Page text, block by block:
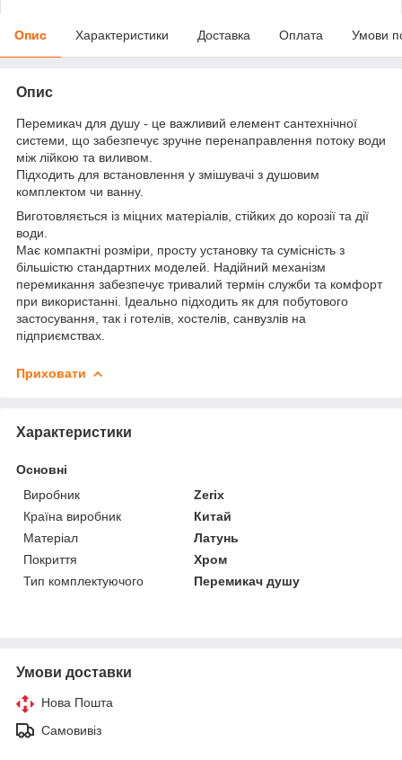
Опис Характеристики Доставка Оплата Умови
Опис
Перемикач для душу - це важливий елемент сантехнічної
системи, що забезпечує зручне перенаправлення потоку води
між лійкою та виливом.
Підходить для встановлення у змішувачі з душовим
комплектом чи ванну.
Виготовляється із міцних матеріалів, стійких до корозії та дії
води.
Має компактні розміри, просту установку та сумісність з
більшістю стандартних моделей. Надійний механізм
перемикання забезпечує тривалий термін служби та комфорт
при використанні. Ідеально підходить як для побутового
застосування, так і готелів, хостелів, санвузлів на
підприємствах.
Приховати
Характеристики
Основні
Виробник
Zerix
Країна виробник
Китай
Матеріал
Латунь
Покриття
Хром
Тип комплектуючого
Перемикач душу
Умови доставки
Нова Пошта
Самовивіз